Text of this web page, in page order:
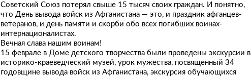
Советский Союз потерял свыше 15 тысяч своих граждан. И понятно,
что День вывода войск из Афганистана — это, и праздник афганцев-
ветеранов, и день памяти и скорби обо всех погибших воинах-
интернационалистах.
Вечная слава нашим воинам!
15 феврале в Доме детского творчества были проведены экскурсии в
историко-краеведческий музей, урок мужества, посвященный 34
годовщине вывода войск из Афганистана, экскурсия обучающихся